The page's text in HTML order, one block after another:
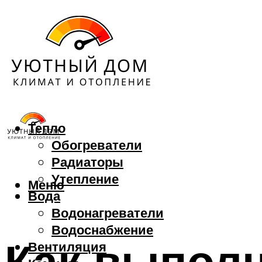
Тепло
Обогреватели
Радиаторы
Утепление
Вода
Водонагреватели
Водоснабжение
Вентиляция
Меню